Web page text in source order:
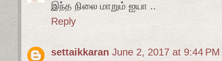
இந்த நிலை மாறும் ஐயா ..
Reply
settaikkaran June 2, 2017 at 9:44 PM